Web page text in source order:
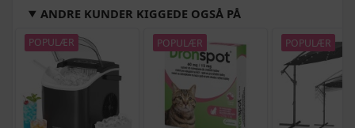
ANDRE KUNDER KIGGEDE OGSÅ PÅ
POPULÆR POPULÆR POPULÆR